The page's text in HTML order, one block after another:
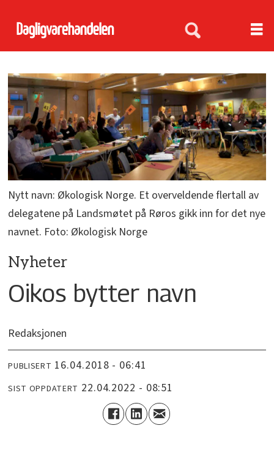
Nytt navn: Økologisk Norge. Et overveldende flertall av
delegatene på Landsmøtet på Røros gikk inn for det nye
navnet. Foto: Økologisk Norge
Nyheter
Oikos bytter navn
Redaksjonen
PUBLISERT 16.04.2018 - 06:41
SIST OPPDATERT 22.04.2022 - 08:51